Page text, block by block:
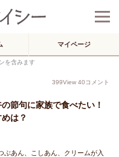
マイページ
を含みます
399View 40コメント
節句に家族で食べたい！
は？
ぶあん、こしあん、クリームが入